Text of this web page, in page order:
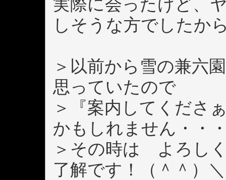
実際に会ったけど、
しそうな方でしたか
＞以前から雪の兼六
思っていたので
＞『案内してくださ
かもしれません・・
＞その時は よろし
了解です！（＾＾）＼